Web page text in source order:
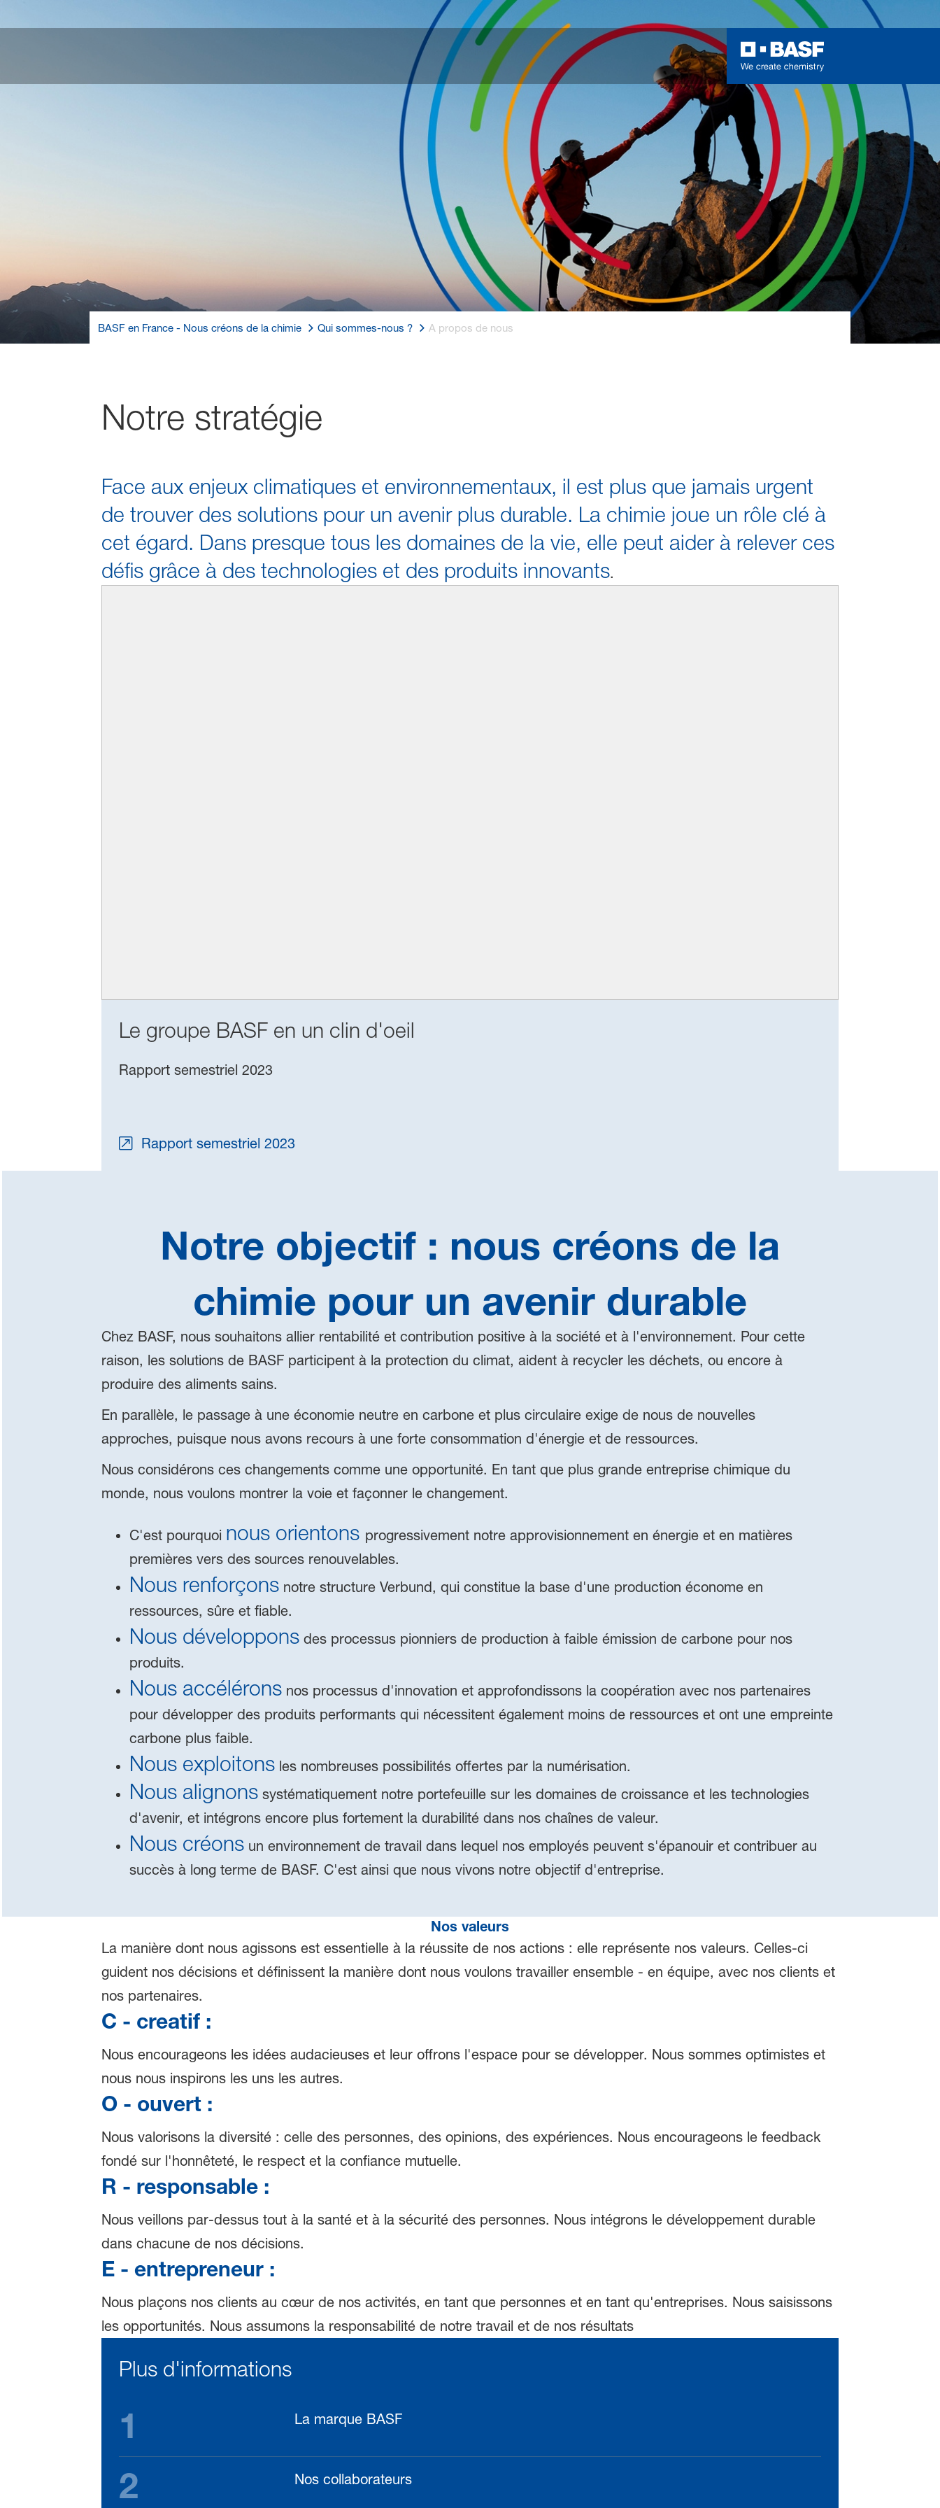
BASF en France - Nous créons de la chimie Qui sommes-nous ? A propos de nous
Notre stratégie
Face aux enjeux climatiques et environnementaux, il est plus que jamais urgent
de trouver des solutions pour un avenir plus durable. La chimie joue un rôle clé à
cet égard. Dans presque tous les domaines de la vie, elle peut aider à relever ces
défis grâce à des technologies et des produits innovants.
Le groupe BASF en un clin d'oeil
Rapport semestriel 2023
Rapport semestriel 2023
Notre objectif : nous créons de la
chimie pour un avenir durable
Chez BASF, nous souhaitons allier rentabilité et contribution positive à la société et à l'environnement. Pour cette
raison, les solutions de BASF participent à la protection du climat, aident à recycler les déchets, ou encore à
produire des aliments sains.
En parallèle, le passage à une économie neutre en carbone et plus circulaire exige de nous de nouvelles
approches, puisque nous avons recours à une forte consommation d'énergie et de ressources.
Nous considérons ces changements comme une opportunité. En tant que plus grande entreprise chimique du
monde, nous voulons montrer la voie et façonner le changement.
C'est pourquoi nous orientons progressivement notre approvisionnement en énergie et en matières
premières vers des sources renouvelables.
Nous renforçonsnotre structure Verbund, qui constitue la base d'une production économe en
ressources, sûre et fiable.
Nous développonsdes processus pionniers de production à faible émission de carbone pour nos
produits.
Nous accéléronsnos processus d'innovation et approfondissons la coopération avec nos partenaires
pour développer des produits performants qui nécessitent également moins de ressources et ont une empreinte
carbone plus faible.
Nous exploitonsles nombreuses possibilités offertes par la numérisation.
Nous alignonssystématiquement notre portefeuille sur les domaines de croissance et les technologies
d'avenir, et intégrons encore plus fortement la durabilité dans nos chaînes de valeur.
Nous créonsun environnement de travail dans lequel nos employés peuvent s'épanouir et contribuer au
succès à long terme de BASF. C'est ainsi que nous vivons notre objectif d'entreprise.
Nos valeurs
La manière dont nous agissons est essentielle à la réussite de nos actions : elle représente nos valeurs. Celles-ci
guident nos décisions et définissent la manière dont nous voulons travailler ensemble - en équipe, avec nos clients et
nos partenaires.
C - creatif :
Nous encourageons les idées audacieuses et leur offrons l'espace pour se développer. Nous sommes optimistes et
nous nous inspirons les uns les autres.
O - ouvert :
Nous valorisons la diversité : celle des personnes, des opinions, des expériences. Nous encourageons le feedback
fondé sur l'honnêteté, le respect et la confiance mutuelle.
R - responsable :
Nous veillons par-dessus tout à la santé et à la sécurité des personnes. Nous intégrons le développement durable
dans chacune de nos décisions.
E - entrepreneur :
Nous plaçons nos clients au cœur de nos activités, en tant que personnes et en tant qu'entreprises. Nous saisissons
les opportunités. Nous assumons la responsabilité de notre travail et de nos résultats
Plus d'informations
1 La marque BASF
2 Nos collaborateurs